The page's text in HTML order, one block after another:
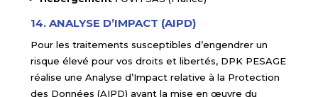
14. ANALYSE D’IMPACT (AIPD)
Pour les traitements susceptibles d’engendrer un
risque élevé pour vos droits et libertés, DPK PESAGE
réalise une Analyse d’Impact relative à la Protection
des Données (AIPD) avant la mise en œuvre du